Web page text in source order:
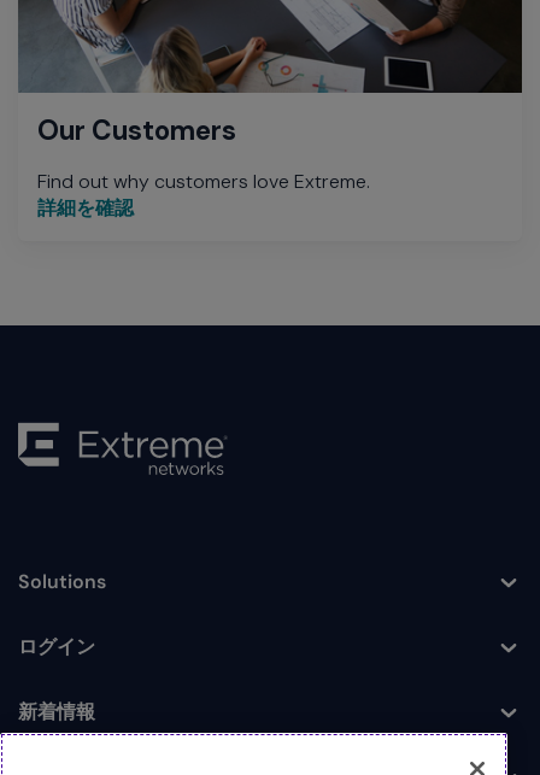
Our Customers
Find out why customers love Extreme.
詳細を確認
Toggle
Solutions
Toggle
ログイン
Toggle
新着情報